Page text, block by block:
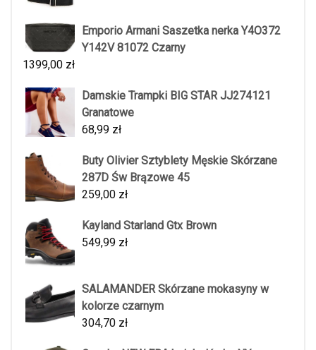
Emporio Armani Saszetka nerka Y4O372
Y142V 81072 Czarny
1399,00 zł
Damskie Trampki BIG STAR JJ274121
Granatowe
68,99 zł
Buty Olivier Sztyblety Męskie Skórzane
287D Św Brązowe 45
259,00 zł
Kayland Starland Gtx Brown
549,99 zł
SALAMANDER Skórzane mokasyny w
kolorze czarnym
304,70 zł